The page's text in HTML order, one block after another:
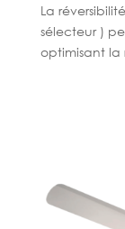
La
sélecteur )
optimisant